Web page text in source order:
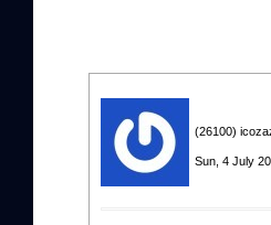
(26100)
Sun, 4 July